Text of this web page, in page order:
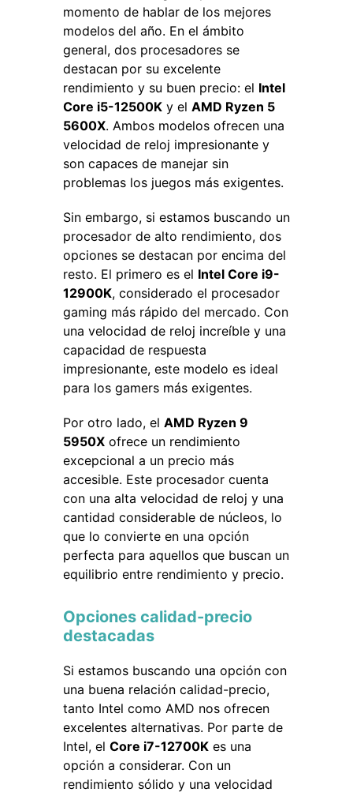
momento de hablar de los mejores
modelos del año. En el ámbito
general, dos procesadores se
destacan por su excelente
rendimiento y su buen precio: el Intel
Core i5-12500K y el AMD Ryzen 5
5600X. Ambos modelos ofrecen una
velocidad de reloj impresionante y
son capaces de manejar sin
problemas los juegos más exigentes.
Sin embargo, si estamos buscando un
procesador de alto rendimiento, dos
opciones se destacan por encima del
resto. El primero es el Intel Core i9-
12900K, considerado el procesador
gaming más rápido del mercado. Con
una velocidad de reloj increíble y una
capacidad de respuesta
impresionante, este modelo es ideal
para los gamers más exigentes.
Por otro lado, el AMD Ryzen 9
5950X ofrece un rendimiento
excepcional a un precio más
accesible. Este procesador cuenta
con una alta velocidad de reloj y una
cantidad considerable de núcleos, lo
que lo convierte en una opción
perfecta para aquellos que buscan un
equilibrio entre rendimiento y precio.
Opciones calidad-precio
destacadas
Si estamos buscando una opción con
una buena relación calidad-precio,
tanto Intel como AMD nos ofrecen
excelentes alternativas. Por parte de
Intel, el Core i7-12700K es una
opción a considerar. Con un
rendimiento sólido y una velocidad